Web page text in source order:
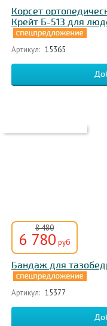
Корсет
Крейт Б-513 для
Артикул: 15365
8 480
6 780 руб
Бандаж для
Артикул: 15377